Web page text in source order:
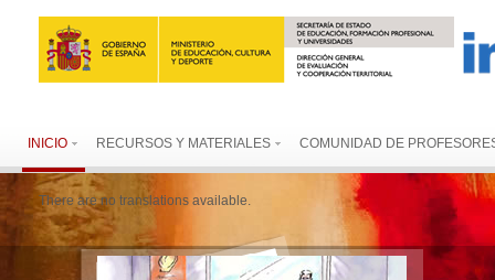
INICIO RECURSOS Y MATERIALES COMUNIDAD DE
There are no translations available.